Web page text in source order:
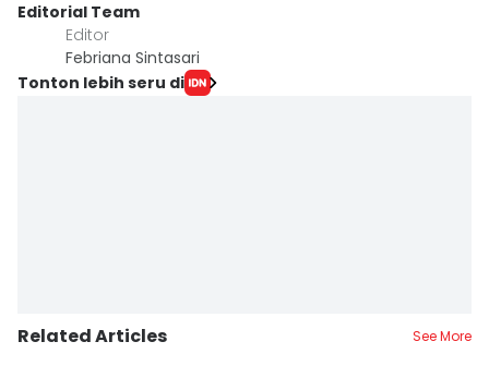
Editorial Team
Editor
Febriana Sintasari
Tonton lebih seru di
Related Articles See More